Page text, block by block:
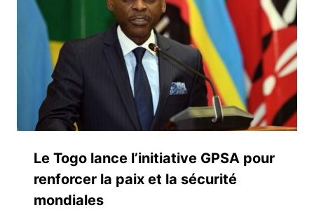
Le Togo lance l’initiative GPSA pour
renforcer la paix et la sécurité
mondiales